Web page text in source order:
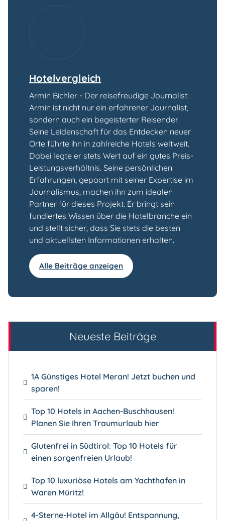
Hotelvergleich
Armin Bichler - Der reisefreudige Journalist:
Armin ist nicht nur ein erfahrener Journalist,
sondern auch ein begeisterter Reisender.
Seine Leidenschaft für das Entdecken neuer
Orte führte ihn in zahlreiche Hotels weltweit.
Dabei legte er stets Wert auf ein gutes Preis-
Leistungsverhältnis. Seine persönlichen
Erfahrungen, gepaart mit seiner Expertise im
Journalismus, machen ihn zum idealen
Partner für dieses Projekt. Er bringt sein
fundiertes Wissen über die Hotelbranche ein
und stellt sicher, dass Sie stets die besten
und aktuellsten Informationen erhalten.
Alle Beiträge anzeigen
Neueste Beiträge
1A Günstiges Hotel Meran! Jetzt buchen und
sparen!
Top 10 Hotels in Aachen-Buschhausen!
Planen Sie Ihren Traumurlaub hier
Glutenfrei in Südtirol: Top 10 Hotels für
einen sorgenfreien Urlaub!
Top 10 luxuriöse Hotels am Yachthafen in
Waren Müritz!
4-Sterne-Hotel im Allgäu! Entspannung,